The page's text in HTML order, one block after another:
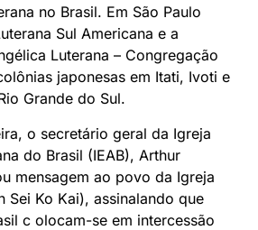
no Brasil. Em São Paulo
Sul Americana e a
Luterana – Congregação
japonesas em Itati, Ivoti e
Grande do Sul.
o secretário geral da Igreja
do Brasil (IEAB), Arthur
mensagem ao povo da Igreja
Sei Ko Kai), assinalando que
c olocam-se em intercessão